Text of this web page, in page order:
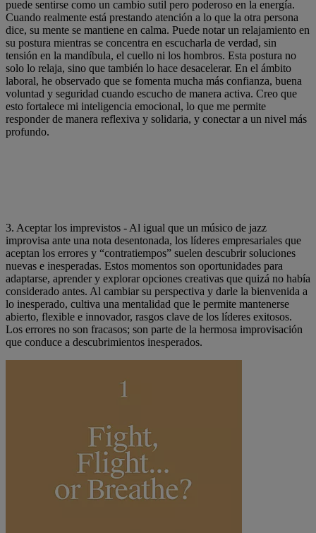
puede sentirse como un cambio sutil pero poderoso en la energía.
Cuando realmente está prestando atención a lo que la otra persona
dice, su mente se mantiene en calma. Puede notar un relajamiento en
su postura mientras se concentra en escucharla de verdad, sin
tensión en la mandíbula, el cuello ni los hombros. Esta postura no
solo lo relaja, sino que también lo hace desacelerar. En el ámbito
laboral, he observado que se fomenta mucha más confianza, buena
voluntad y seguridad cuando escucho de manera activa. Creo que
esto fortalece mi inteligencia emocional, lo que me permite
responder de manera reflexiva y solidaria, y conectar a un nivel más
profundo.
3. Aceptar los imprevistos - Al igual que un músico de jazz
improvisa ante una nota desentonada, los líderes empresariales que
aceptan los errores y “contratiempos” suelen descubrir soluciones
nuevas e inesperadas. Estos momentos son oportunidades para
adaptarse, aprender y explorar opciones creativas que quizá no había
considerado antes. Al cambiar su perspectiva y darle la bienvenida a
lo inesperado, cultiva una mentalidad que le permite mantenerse
abierto, flexible e innovador, rasgos clave de los líderes exitosos.
Los errores no son fracasos; son parte de la hermosa improvisación
que conduce a descubrimientos inesperados.